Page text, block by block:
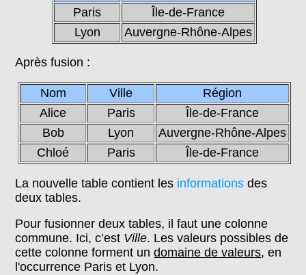
Paris
Île-de-France
Lyon
Auvergne-Rhône-Alpes
Après fusion :
Nom Ville
Région
Alice
Paris
Île-de-France
Bob
Lyon
Auvergne-Rhône-Alpes
Chloé
Paris Île-de-France
La nouvelle table contient les informations des
deux tables.
Pour fusionner deux tables, il faut une colonne
commune. Ici, c’est Ville. Les valeurs possibles de
cette colonne forment undomaine de valeurs, en
l'occurrence Paris et Lyon.